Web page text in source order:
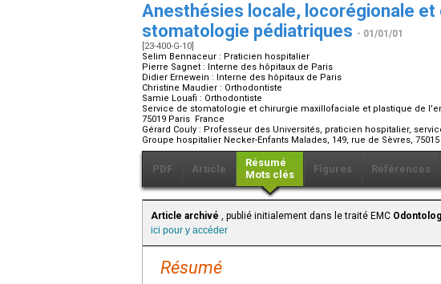
Anesthésies locale, locorégionale
stomatologie pédiatriques - 01/01/01
[23-400-G-10]
Selim Bennaceur : Praticien hospitalier
Pierre Sagnet : Interne des hôpitaux de Paris
Didier Ernewein : Interne des hôpitaux de Paris
Christine Maudier : Orthodontiste
Samie Louafi : Orthodontiste
Service de stomatologie et chirurgie maxillofaciale et plastique de
75019 Paris France
Gérard Couly : Professeur des Universités, praticien hospitalier,
Groupe hospitalier Necker-Enfants Malades, 149, rue de Sèvres,
PDF Article
Résumé
Mots clés
Figures Références
Article archivé , publié initialement dans le traité EMC
ici pour y accéder
Résumé